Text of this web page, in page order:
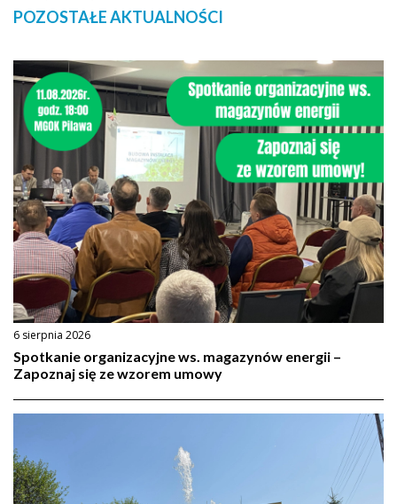
POZOSTAŁE AKTUALNOŚCI
6 sierpnia 2026
Spotkanie organizacyjne ws. magazynów energii –
Zapoznaj się ze wzorem umowy